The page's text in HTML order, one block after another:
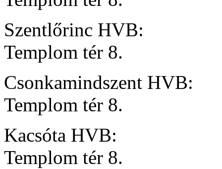
Szentlőrinc HVB:
Templom tér 8.
Csonkamindszent
Templom tér 8.
Kacsóta HVB:
Templom tér 8.